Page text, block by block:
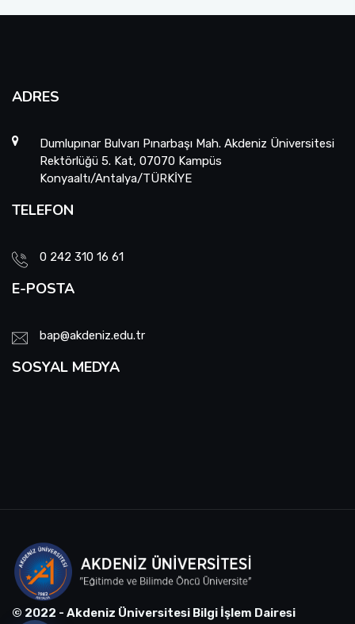
ADRES
Dumlupınar Bulvarı Pınarbaşı Mah. Akdeniz Üniversitesi
Rektörlüğü 5. Kat, 07070 Kampüs
Konyaaltı/Antalya/TÜRKİYE
TELEFON
0 242 310 16 61
E-POSTA
bap@akdeniz.edu.tr
SOSYAL MEDYA
© 2022 - Akdeniz Üniversitesi Bilgi İşlem Dairesi